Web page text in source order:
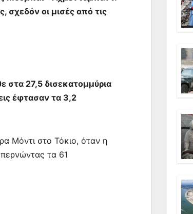
σχεδόν οι μισές από τις
στα 27,5 δισεκατομμύρια
έφτασαν τα 3,2
Μόντι στο Τόκιο, όταν η
τα 61